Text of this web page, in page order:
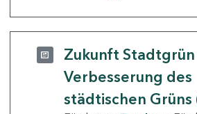
Zukunft Stadtgrün
Verbesserung des
städtischen Grüns